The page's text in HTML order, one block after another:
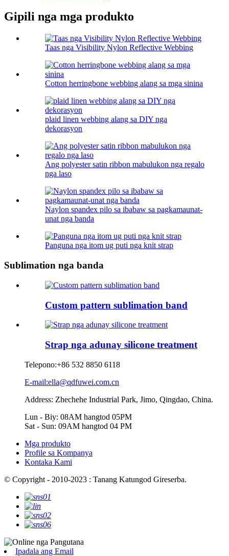
Gipili nga mga produkto
Taas nga Visibility Nylon Reflective Webbing
Cotton herringbone webbing alang sa mga sinina
plaid linen webbing alang sa DIY nga
dekorasyon
Ang polyester satin ribbon mabulukon nga regalo
nga laso
Naylon spandex pilo sa ibabaw sa pagkamaunat-
unat nga banda
Panguna nga itom ug puti nga knit strap
Sublimation nga banda
Custom pattern sublimation band
Strap nga adunay silicone treatment
Telepono:+86 532 8850 6118
E-mail:ella@qdfuwei.com.cn
Address: Zhechehe Industrial Park, Jimo, Qingdao, China.
Lun - Biy: 08AM hangtod 05PM
Sat - Sun: 09AM hangtod 04 PM
Mga produkto
Profile sa Kompanya
Kontaka Kami
© Copyright - 2010-2023 : Tanang Katungod Gireserba.
Ipadala ang Email